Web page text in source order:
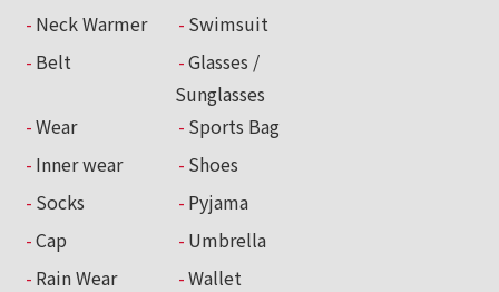
Neck Warmer
Swimsuit
Belt
Glasses /
Sunglasses
Wear
Sports Bag
Inner wear
Shoes
Socks
Pyjama
Cap
Umbrella
Rain Wear
Wallet